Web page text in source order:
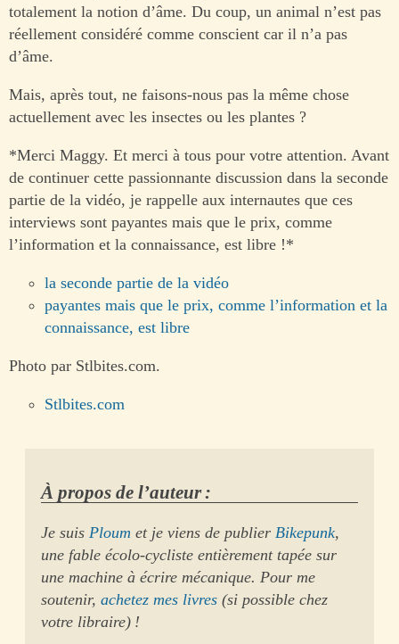
totalement la notion d’âme. Du coup, un animal n’est pas
réellement considéré comme conscient car il n’a pas
d’âme.
Mais, après tout, ne faisons-nous pas la même chose
actuellement avec les insectes ou les plantes ?
*Merci Maggy. Et merci à tous pour votre attention. Avant
de continuer cette passionnante discussion dans la seconde
partie de la vidéo, je rappelle aux internautes que ces
interviews sont payantes mais que le prix, comme
l’information et la connaissance, est libre !*
la seconde partie de la vidéo
payantes mais que le prix, comme l’information et la
connaissance, est libre
Photo par Stlbites.com.
Stlbites.com
À propos de l’auteur :
Je suisPloum et je viens de publierBikepunk,
une fable écolo-cycliste entièrement tapée sur
une machine à écrire mécanique. Pour me
soutenir,achetez mes livres (si possible chez
votre libraire) !